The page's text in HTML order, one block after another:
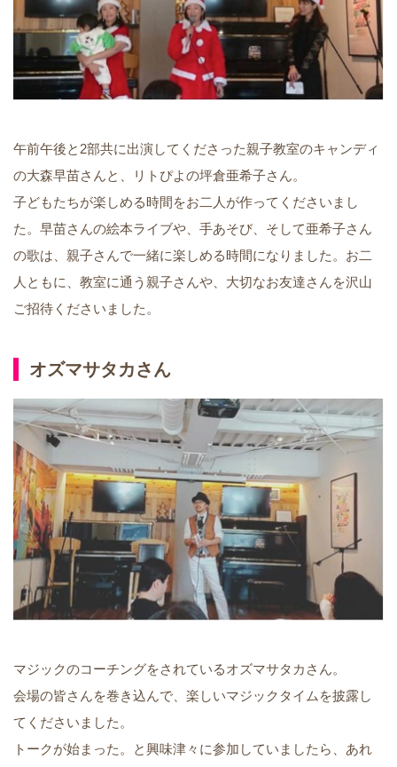
午前午後と2部共に出演してくださった親子教室のキャンディ
の大森早苗さんと、リトぴよの坪倉亜希子さん。
子どもたちが楽しめる時間をお二人が作ってくださいまし
た。早苗さんの絵本ライブや、手あそび、そして亜希子さん
の歌は、親子さんで一緒に楽しめる時間になりました。お二
人ともに、教室に通う親子さんや、大切なお友達さんを沢山
ご招待くださいました。
オズマサタカさん
マジックのコーチングをされているオズマサタカさん。
会場の皆さんを巻き込んで、楽しいマジックタイムを披露し
てくださいました。
トークが始まった。と興味津々に参加していましたら、あれ